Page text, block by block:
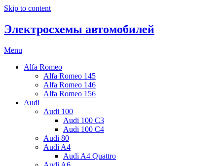
Skip to content
Электросхемы автомобилей
Menu
Alfa Romeo
Alfa Romeo 145
Alfa Romeo 146
Alfa Romeo 156
Audi
Audi 100
Audi 100 C3
Audi 100 C4
Audi 80
Audi A4
Audi A4 Quattro